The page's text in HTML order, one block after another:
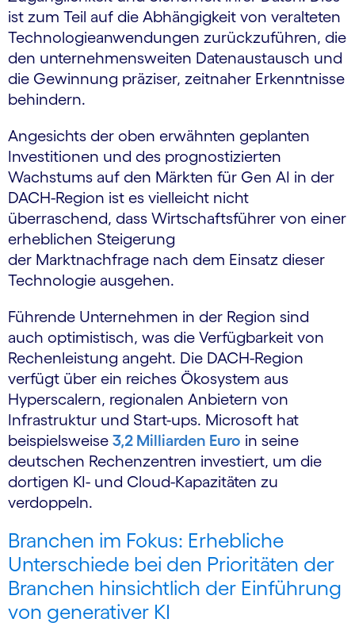
ist zum Teil auf die Abhängigkeit von veralteten
Technologieanwendungen zurückzuführen, die
den unternehmensweiten Datenaustausch und
die Gewinnung präziser, zeitnaher Erkenntnisse
behindern.
Angesichts der oben erwähnten geplanten
Investitionen und des prognostizierten
Wachstums auf den Märkten für Gen AI in der
DACH-Region ist es vielleicht nicht
überraschend, dass Wirtschaftsführer von einer
erheblichen Steigerung
der Marktnachfrage nach dem Einsatz dieser
Technologie ausgehen.
Führende Unternehmen in der Region sind
auch optimistisch, was die Verfügbarkeit von
Rechenleistung angeht. Die DACH-Region
verfügt über ein reiches Ökosystem aus
Hyperscalern, regionalen Anbietern von
Infrastruktur und Start-ups. Microsoft hat
beispielsweise 3,2 Milliarden Euro in seine
deutschen Rechenzentren investiert, um die
dortigen KI- und Cloud-Kapazitäten zu
verdoppeln.
Branchen im Fokus: Erhebliche
Unterschiede bei den Prioritäten der
Branchen hinsichtlich der Einführung
von generativer KI